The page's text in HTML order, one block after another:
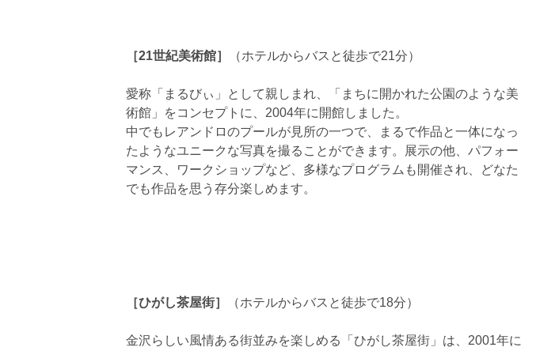
［21世紀美術館］ （ホテルからバスと徒歩で21分）
愛称「まるびぃ」として親しまれ、「まちに開かれた公園のような美
術館」をコンセプトに、2004年に開館しました。
中でもレアンドロのプールが見所の一つで、まるで作品と一体になっ
たようなユニークな写真を撮ることができます。展示の他、パフォー
マンス、ワークショップなど、多様なプログラムも開催され、どなた
でも作品を思う存分楽しめます。
［ひがし茶屋街］ （ホテルからバスと徒歩で18分）
金沢らしい風情ある街並みを楽しめる「ひがし茶屋街」は、2001年に